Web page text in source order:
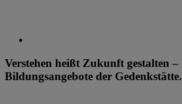
Verstehen heißt Zukunft gestalten –
Bildungsangebote der Gedenkstätte.